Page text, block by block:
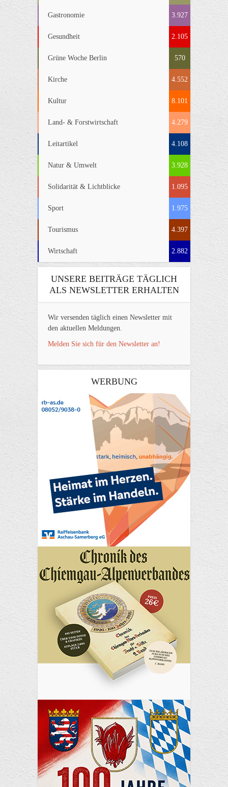
Gastronomie 3.927
Gesundheit 2.105
Grüne Woche Berlin 570
Kirche 4.552
Kultur 8.101
Land- & Forstwirtschaft 4.279
Leitartikel 4.108
Natur & Umwelt 3.928
Solidarität & Lichtblicke 1.095
Sport 1.975
Tourismus 4.397
Wirtschaft 2.882
UNSERE BEITRÄGE TÄGLICH
ALS NEWSLETTER ERHALTEN
Wir versenden täglich einen Newsletter mit
den aktuellen Meldungen.
Melden Sie sich für den Newsletter an!
WERBUNG